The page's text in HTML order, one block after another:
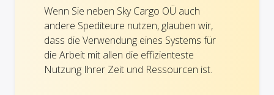
Wenn Sie neben Sky Cargo OÜ auch
andere Spediteure nutzen, glauben wir,
dass die Verwendung eines Systems für
die Arbeit mit allen die effizienteste
Nutzung Ihrer Zeit und Ressourcen ist.